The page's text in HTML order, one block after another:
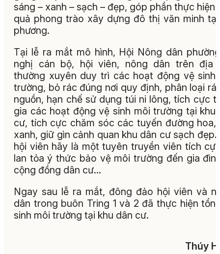
sáng – xanh – sạch – đẹp, góp phần thực hiện
quả phong trào xây dựng đô thị văn minh
phương.
Tại lễ ra mắt mô hình, Hội Nông dân
nghị cán bộ, hội viên, nông dân trên địa
thường xuyên duy trì các hoạt động vệ sinh
trường, bỏ rác đúng nơi quy định, phân loại
nguồn, hạn chế sử dụng túi ni lông, tích cực
gia các hoạt động vệ sinh môi trường tại khu
cư, tích cực chăm sóc các tuyến đường hoa,
xanh, giữ gìn cảnh quan khu dân cư sạch đẹp.
hội viên hãy là một tuyên truyền viên tích
lan tỏa ý thức bảo vệ môi trường đến gia
cộng đồng dân cư...
Ngay sau lễ ra mắt, đông đảo hội viên và
dân trong buôn Tring 1 và 2 đã thực hiện
sinh môi trường tại khu dân cư.
Thúy